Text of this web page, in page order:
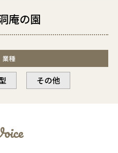
庵の園
業種
その他